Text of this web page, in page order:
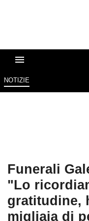
NOTIZIE
Funerali
"Lo
gratitudine,
migliaia di